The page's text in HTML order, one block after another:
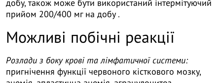
добу, також може бути використаний інтермітуючий
прийом 200/400 мг на добу .
Можливі побічні реакції
Розлади з боку крові та лімфатичної системи:
пригнічення функції червоного кісткового мозку,